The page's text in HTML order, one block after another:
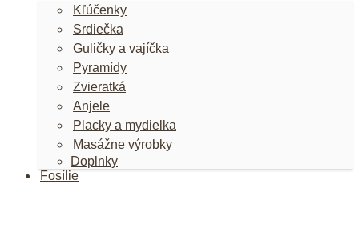
Kľúčenky
Srdiečka
Guličky a vajíčka
Pyramídy
Zvieratká
Anjele
Placky a mydielka
Masážne výrobky
Doplnky
Fosílie